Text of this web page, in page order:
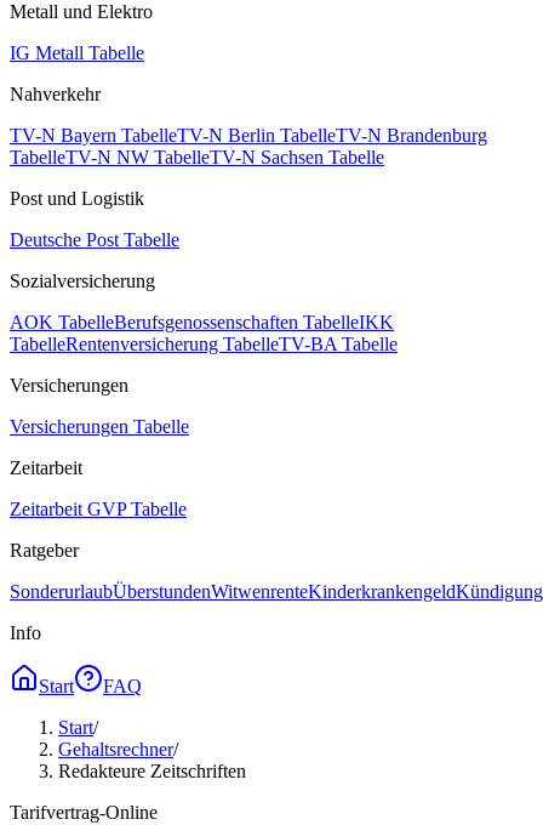
Metall und Elektro
IG Metall Tabelle
Nahverkehr
TV-N Bayern TabelleTV-N Berlin TabelleTV-N Brandenburg
TabelleTV-N NW TabelleTV-N Sachsen Tabelle
Post und Logistik
Deutsche Post Tabelle
Sozialversicherung
AOK TabelleBerufsgenossenschaften TabelleIKK
TabelleRentenversicherung TabelleTV-BA Tabelle
Versicherungen
Versicherungen Tabelle
Zeitarbeit
Zeitarbeit GVP Tabelle
Ratgeber
SonderurlaubÜberstundenWitwenrenteKinderkrankengeld
Info
Start
FAQ
Start/
Gehaltsrechner/
Redakteure Zeitschriften
Tarifvertrag-Online